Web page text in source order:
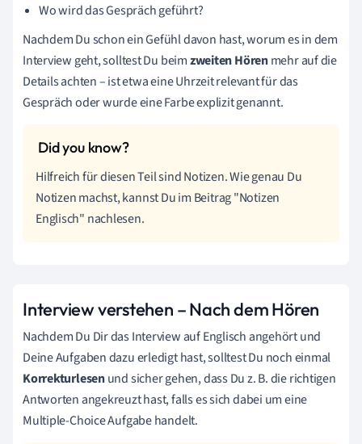
Wo wird das Gespräch geführt?
Nachdem Du schon ein Gefühl davon hast, worum es in dem
Interview geht, solltest Du beimzweiten Hörenmehr auf die
Details achten – ist etwa eine Uhrzeit relevant für das
Gespräch oder wurde eine Farbe explizit genannt.
Hilfreich für diesen Teil sind Notizen. Wie genau Du
Notizen machst, kannst Du im Beitrag "Notizen
Englisch" nachlesen.
Interview verstehen – Nach dem Hören
Nachdem Du Dir das Interview auf Englisch angehört und
Deine Aufgaben dazu erledigt hast, solltest Du noch einmal
Korrekturlesenund sicher gehen, dass Du z. B. die richtigen
Antworten angekreuzt hast, falls es sich dabei um eine
Multiple-Choice Aufgabe handelt.